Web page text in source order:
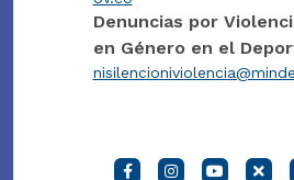
Denuncias por
en Género en el